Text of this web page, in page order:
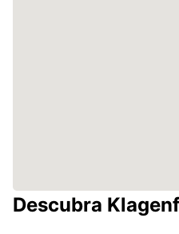
Descubra